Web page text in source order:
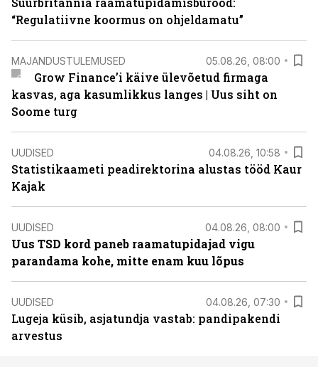
“Regulatiivne koormus on ohjeldamatu”
MAJANDUSTULEMUSED 05.08.26, 08:00
Grow Finance’i käive ülevõetud firmaga
kasvas, aga kasumlikkus langes | Uus siht on
Soome turg
UUDISED 04.08.26, 10:58
Statistikaameti peadirektorina alustas tööd Kaur
Kajak
UUDISED 04.08.26, 08:00
Uus TSD kord paneb raamatupidajad vigu
parandama kohe, mitte enam kuu lõpus
UUDISED 04.08.26, 07:30
Lugeja küsib, asjatundja vastab: pandipakendi
arvestus